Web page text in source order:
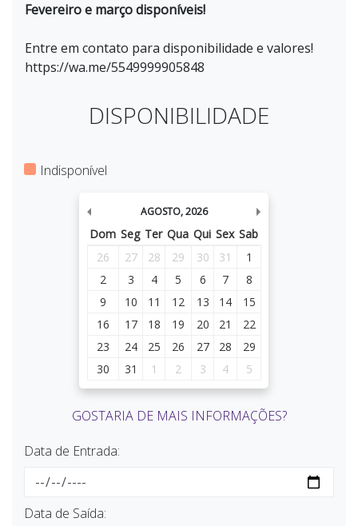
Fevereiro e março disponíveis!
Entre em contato para disponibilidade e valores!
https://wa.me/5549999905848
DISPONIBILIDADE
Indisponível
AGOSTO,2026
Dom Seg Ter Qua Qui Sex Sab
26
27 28 29 30 31
1
2
3 4 5 6 7
8
9
10 11 12 13 14
15
16
17 18 19 20 21
22
23
24 25 26 27 28
29
30
31 1 2 3 4 5
GOSTARIA DE MAIS INFORMAÇÕES?
Data de Entrada:
Data de Saída: